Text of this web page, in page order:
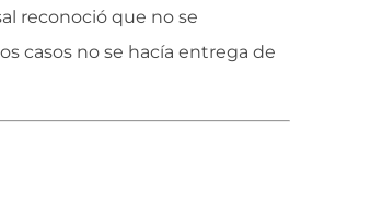
reconoció que no se
casos no se hacía entrega de